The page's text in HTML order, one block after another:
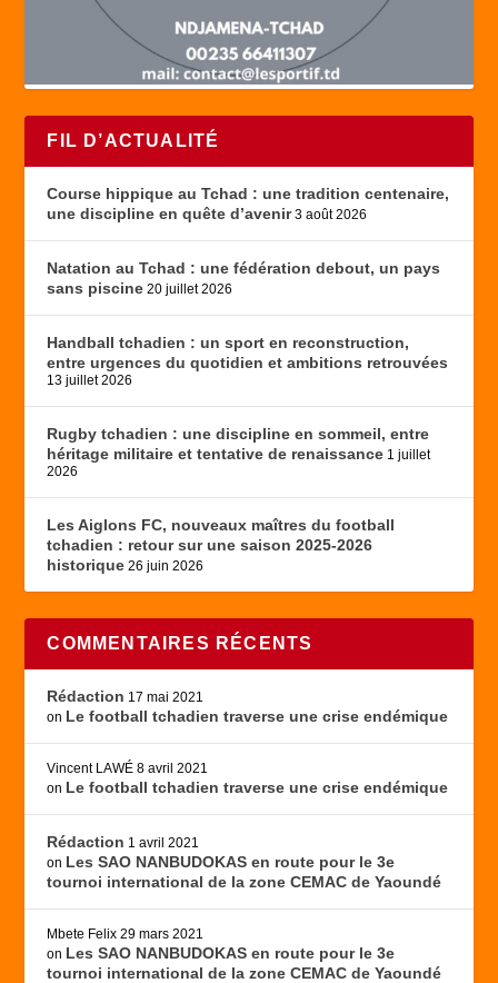
FIL D’ACTUALITÉ
Course hippique au Tchad : une tradition centenaire,
une discipline en quête d’avenir 3 août 2026
Natation au Tchad : une fédération debout, un pays
sans piscine 20 juillet 2026
Handball tchadien : un sport en reconstruction,
entre urgences du quotidien et ambitions retrouvées
13 juillet 2026
Rugby tchadien : une discipline en sommeil, entre
héritage militaire et tentative de renaissance 1 juillet
2026
Les Aiglons FC, nouveaux maîtres du football
tchadien : retour sur une saison 2025-2026
historique 26 juin 2026
COMMENTAIRES RÉCENTS
Rédaction 17 mai 2021
on Le football tchadien traverse une crise endémique
Vincent LAWÉ 8 avril 2021
on Le football tchadien traverse une crise endémique
Rédaction 1 avril 2021
on Les SAO NANBUDOKAS en route pour le 3e
tournoi international de la zone CEMAC de Yaoundé
Mbete Felix 29 mars 2021
on Les SAO NANBUDOKAS en route pour le 3e
tournoi international de la zone CEMAC de Yaoundé